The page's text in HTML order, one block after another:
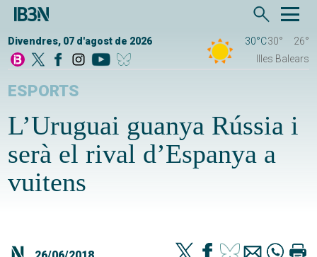
Divendres, 07 d'agost de 2026 30°C30°
26°
Illes Balears
ESPORTS
L’Uruguai guanya Rússia i
serà el rival d’Espanya a
vuitens